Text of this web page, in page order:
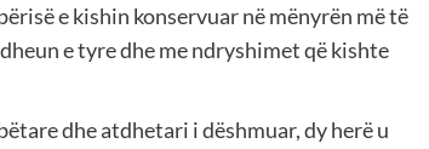
e kishin konservuar në mënyrën më të
e tyre dhe me ndryshimet që kishte
dhe atdhetari i dëshmuar, dy herë u